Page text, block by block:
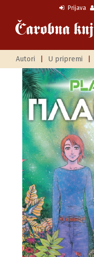
Prijava
Autori U pripremi